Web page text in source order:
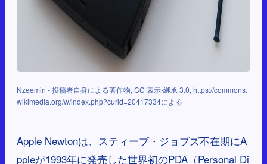
Nzeemin - 投稿者自身による著作物, CC 表示-継承 3.0, https://commons.
wikimedia.org/w/index.php?curid=20417334による
Apple Newtonは、スティーブ・ジョブズ不在期にA
ppleが1993年に発売した世界初のPDA（Personal Di